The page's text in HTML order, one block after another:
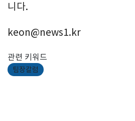
니다.
keon@news1.kr
관련 키워드
팀장칼럼